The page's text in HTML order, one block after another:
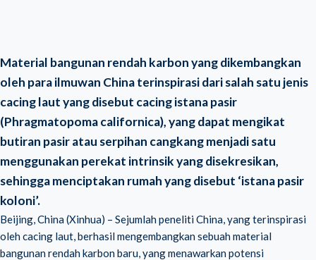
Material bangunan rendah karbon yang dikembangkan
oleh para ilmuwan China terinspirasi dari salah satu jenis
cacing laut yang disebut cacing istana pasir
(Phragmatopoma californica), yang dapat mengikat
butiran pasir atau serpihan cangkang menjadi satu
menggunakan perekat intrinsik yang disekresikan,
sehingga menciptakan rumah yang disebut ‘istana pasir
koloni’.
Beijing, China (Xinhua) – Sejumlah peneliti China, yang terinspirasi
oleh cacing laut, berhasil mengembangkan sebuah material
bangunan rendah karbon baru, yang menawarkan potensi